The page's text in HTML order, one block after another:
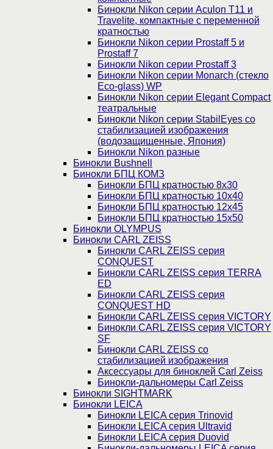
Бинокли Nikon серии Aculon T11 и
Travelite, компактные с переменной
кратностью
Бинокли Nikon серии Prostaff 5 и
Prostaff 7
Бинокли Nikon серии Prostaff 3
Бинокли Nikon серии Monarch (стекло
Eco-glass) WP
Бинокли Nikon серии Elegant Compact
театральные
Бинокли Nikon серии StabilEyes со
стабилизацией изображения
(водозащищенные, Япония)
Бинокли Nikon разные
Бинокли Bushnell
Бинокли БПЦ КОМЗ
Бинокли БПЦ кратностью 8х30
Бинокли БПЦ кратностью 10х40
Бинокли БПЦ кратностью 12х45
Бинокли БПЦ кратностью 15х50
Бинокли OLYMPUS
Бинокли CARL ZEISS
Бинокли CARL ZEISS серия
CONQUEST
Бинокли CARL ZEISS серия TERRA
ED
Бинокли CARL ZEISS серия
CONQUEST HD
Бинокли CARL ZEISS серия VICTORY
Бинокли CARL ZEISS серия VICTORY
SF
Бинокли CARL ZEISS со
стабилизацией изображения
Аксессуары для биноклей Carl Zeiss
Бинокли-дальномеры Carl Zeiss
Бинокли SIGHTMARK
Бинокли LEICA
Бинокли LEICA серия Trinovid
Бинокли LEICA серия Ultravid
Бинокли LEICA серия Duovid